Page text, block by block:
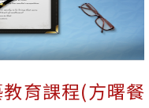
育課程(方曙餐